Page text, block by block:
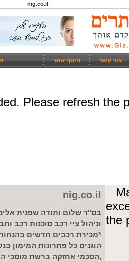
nig.co.il
צור קשר הוסף אתר
nig.co.il
וניהול ציי רכב סוכנות רכב
*מכירת רכבים חדשים
הוגנים כל פתרונות המימון
,הסכמי אחזקה ברשת מוסכי